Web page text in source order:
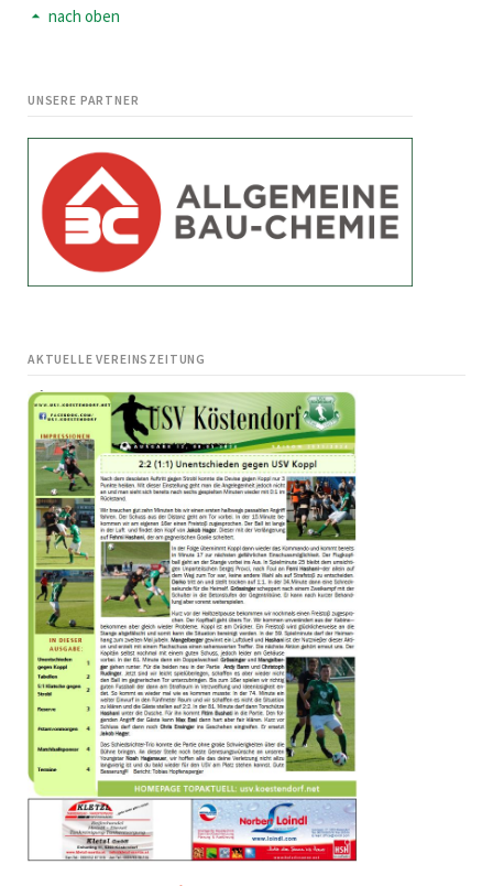
nach oben
UNSERE PARTNER
AKTUELLE VEREINSZEITUNG